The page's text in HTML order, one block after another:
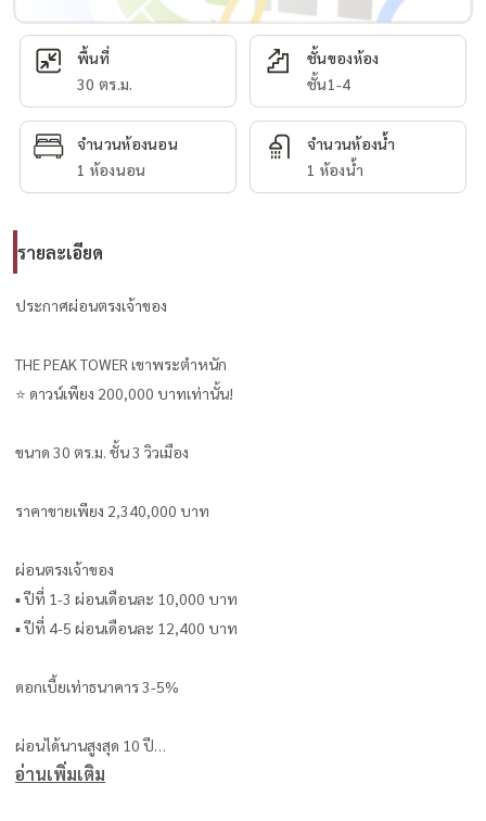
พื้นที่
30 ตร.ม.
ชั้นของห้อง
ชั้น1-4
จำนวนห้องนอน
1 ห้องนอน
จำนวนห้องน้ำ
1 ห้องน้ำ
รายละเอียด
ประกาศผ่อนตรงเจ้าของ
THE PEAK TOWER เขาพระตำหนัก
⭐️ ดาวน์เพียง 200,000 บาทเท่านั้น!
ขนาด 30 ตร.ม. ชั้น 3 วิวเมือง
ราคาขายเพียง 2,340,000 บาท
ผ่อนตรงเจ้าของ
▪️ ปีที่ 1-3 ผ่อนเดือนละ 10,000 บาท
▪️ ปีที่ 4-5 ผ่อนเดือนละ 12,400 บาท
ดอกเบี้ยเท่าธนาคาร 3-5%
ผ่อนได้นานสูงสุด 10 ปี
จุดเด่น:
อ่านเพิ่มเติม